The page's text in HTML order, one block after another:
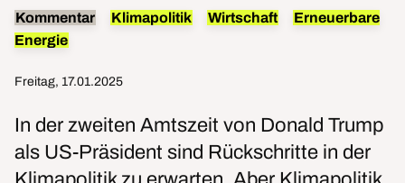
Kommentar Klimapolitik Wirtschaft
Erneuerbare
Energie
Freitag, 17.01.2025
In der zweiten Amtszeit von Donald Trump
als US-Präsident sind Rückschritte in der